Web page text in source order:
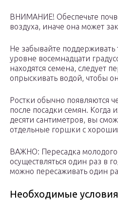
ВНИМАНИЕ! Обеспечьте
воздуха, иначе она может
Не забывайте поддерживать
уровне восемнадцати
находятся семена, следует
опрыскивать водой, чтобы
Ростки обычно появляются
после посадки семян. Когда
десяти сантиметров, вы
отдельные горшки с
ВАЖНО: Пересадка молодого
осуществляться один раз в
можно пересаживать один
Необходимые условия